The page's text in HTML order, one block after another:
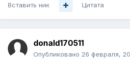
Вставить ник Цитата
donald170511
Опубликовано 26 февраля,